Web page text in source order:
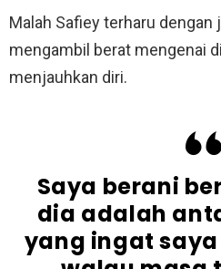
Malah Safiey terharu dengan
mengambil berat mengenai
menjauhkan diri.
Saya berani
dia adalah
yang ingat